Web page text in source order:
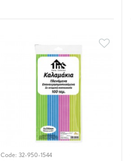
Code: 32-950-1544